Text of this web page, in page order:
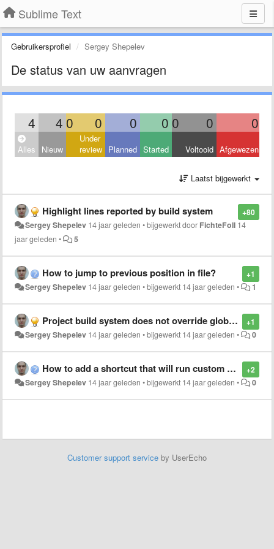
Sublime Text
Gebruikersprofiel Sergey Shepelev
De status van uw aanvragen
4 4 0 0 0 0 0 0 0
Alles Nieuw
Under
review Planned Started Voltooid Afgewezen
Laatst bijgewerkt
+80
Highlight lines reported by build system
Sergey Shepelev 14 jaar geleden •bijgewerkt door FichteFoll 14
jaar geleden • 5
+1
How to jump to previous position in file?
Sergey Shepelev 14 jaar geleden •bijgewerkt 14 jaar geleden • 1
+1
Project build system does not override global one for same selector
Sergey Shepelev 14 jaar geleden •bijgewerkt 14 jaar geleden • 0
+2
How to add a shortcut that will run custom build system on current file?
Sergey Shepelev 14 jaar geleden •bijgewerkt 14 jaar geleden • 0
Customer support service by UserEcho